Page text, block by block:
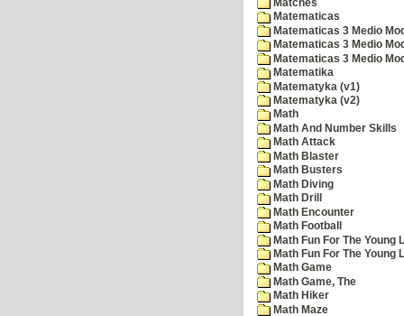
Matches
Matematicas
Matematicas 3 Medio
Matematicas 3 Medio
Matematicas 3 Medio
Matematika
Matematyka (v1)
Matematyka (v2)
Math
Math And Number Skills
Math Attack
Math Blaster
Math Busters
Math Diving
Math Drill
Math Encounter
Math Football
Math Fun For The Young
Math Fun For The Young
Math Game
Math Game, The
Math Hiker
Math Maze